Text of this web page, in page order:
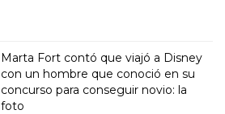
Marta Fort contó que viajó a Disney
con un hombre que conoció en su
concurso para conseguir novio: la
foto